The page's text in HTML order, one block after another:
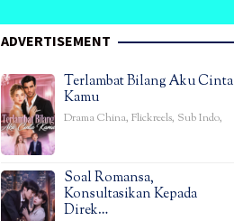
ADVERTISEMENT
Terlambat Bilang Aku Cinta
Kamu
Drama China, Flickreels, Sub Indo,
Soal Romansa,
Konsultasikan Kepada
Direk…